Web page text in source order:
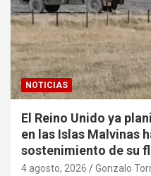
NOTICIAS
El Reino Unido ya
en las Islas Malvinas
sostenimiento de su
4 agosto, 2026 Gonzalo